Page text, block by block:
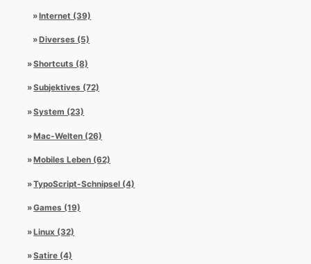
Internet (39)
Diverses (5)
Shortcuts (8)
Subjektives (72)
System (23)
Mac-Welten (26)
Mobiles Leben (62)
TypoScript-Schnipsel (4)
Games (19)
Linux (32)
Satire (4)